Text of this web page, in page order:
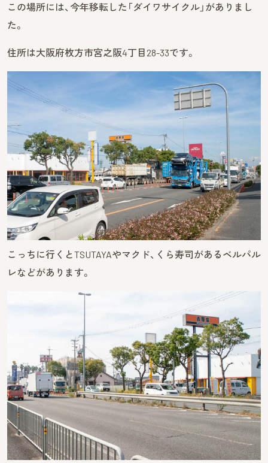
この場所には、今年移転した「ダイワサイクル」がありまし
た。
住所は大阪府枚方市宮之阪4丁目28-33です。
こっちに行くとTSUTAYAやマクド、くら寿司があるベルパル
レなどがあります。